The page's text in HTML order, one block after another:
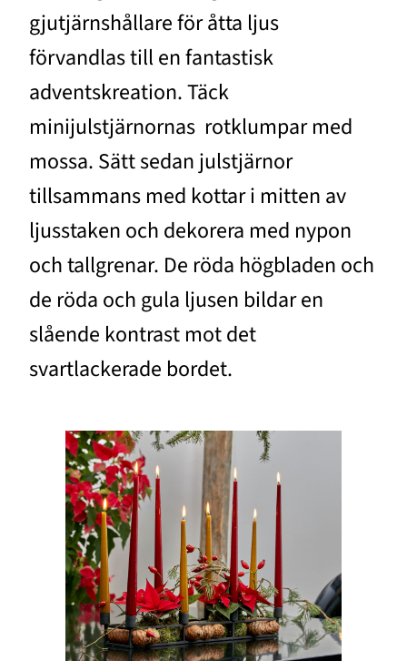
gjutjärnshållare för åtta ljus
förvandlas till en fantastisk
adventskreation. Täck
minijulstjärnornas rotklumpar med
mossa. Sätt sedan julstjärnor
tillsammans med kottar i mitten av
ljusstaken och dekorera med nypon
och tallgrenar. De röda högbladen och
de röda och gula ljusen bildar en
slående kontrast mot det
svartlackerade bordet.